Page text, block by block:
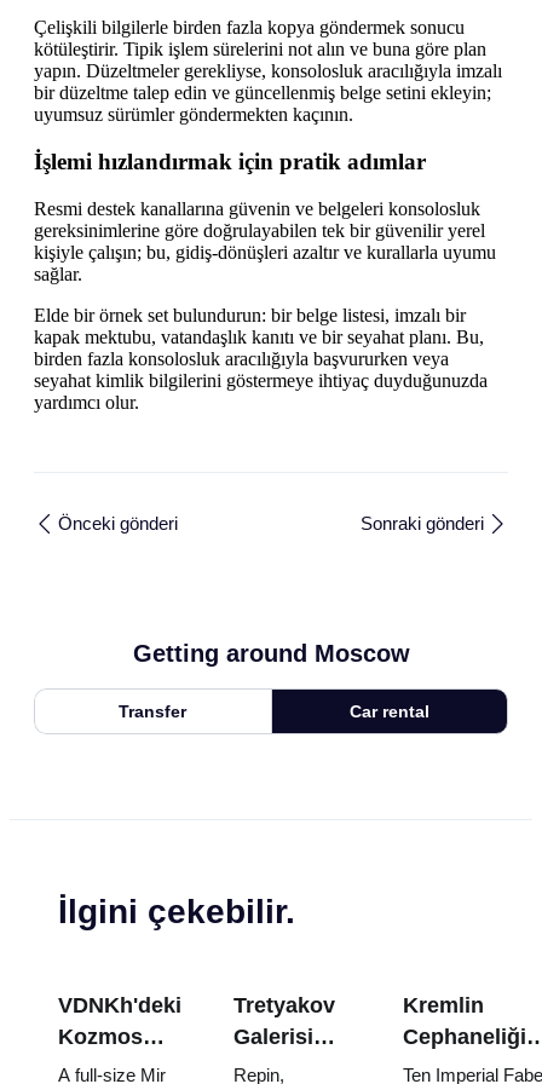
Çelişkili bilgilerle birden fazla kopya göndermek sonucu
kötüleştirir. Tipik işlem sürelerini not alın ve buna göre plan
yapın. Düzeltmeler gerekliyse, konsolosluk aracılığıyla imzalı
bir düzeltme talep edin ve güncellenmiş belge setini ekleyin;
uyumsuz sürümler göndermekten kaçının.
İşlemi hızlandırmak için pratik adımlar
Resmi destek kanallarına güvenin ve belgeleri konsolosluk
gereksinimlerine göre doğrulayabilen tek bir güvenilir yerel
kişiyle çalışın; bu, gidiş-dönüşleri azaltır ve kurallarla uyumu
sağlar.
Elde bir örnek set bulundurun: bir belge listesi, imzalı bir
kapak mektubu, vatandaşlık kanıtı ve bir seyahat planı. Bu,
birden fazla konsolosluk aracılığıyla başvururken veya
seyahat kimlik bilgilerini göstermeye ihtiyaç duyduğunuzda
yardımcı olur.
Önceki gönderi Sonraki gönderi
Getting around Moscow
Transfer Car rental
İlgini çekebilir.
VDNKh'deki
Kozmos
Pavyonu:
A full-size Mir
Tretyakov
Galerisi
Başyapıtları:
Repin,
Kremlin
Cephaneliği
Hazineleri:
Ten Imperial